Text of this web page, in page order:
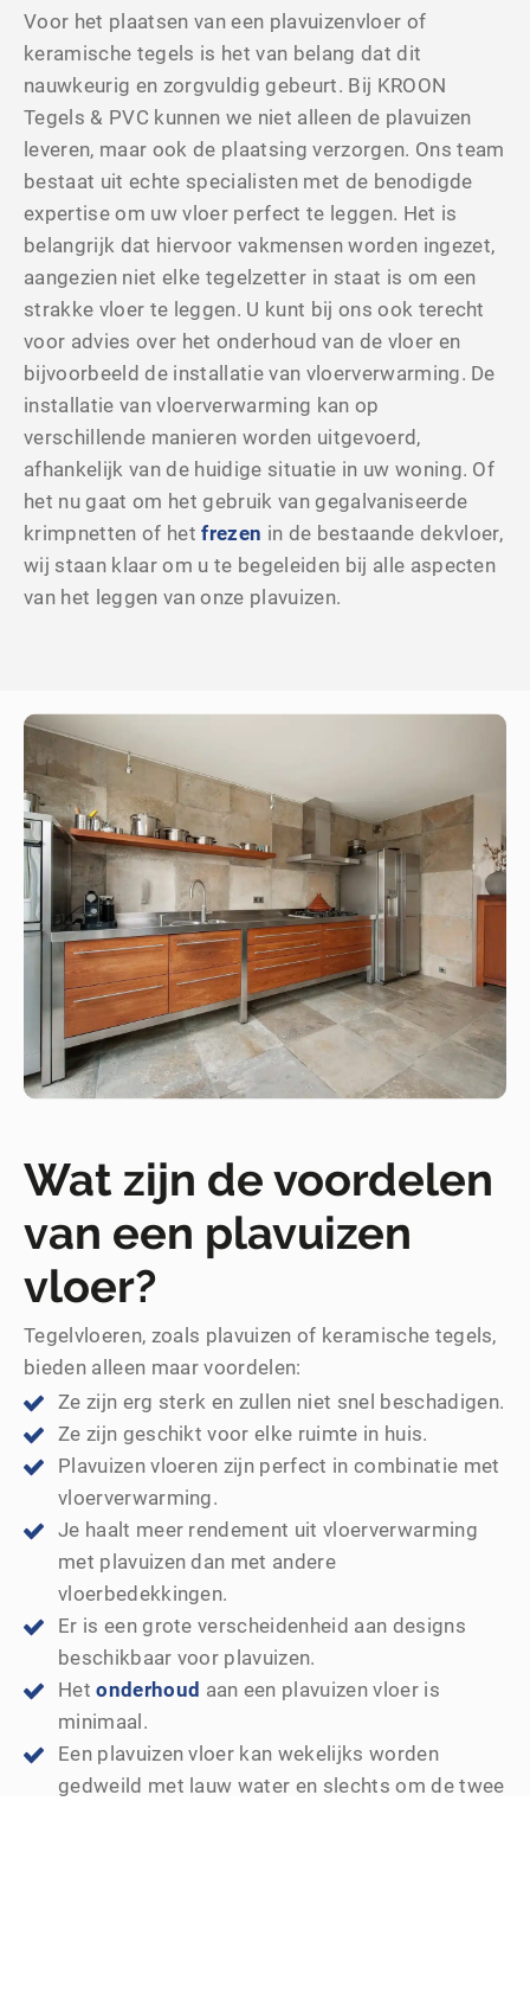
Voor het plaatsen van een plavuizenvloer of
keramische tegels is het van belang dat dit
nauwkeurig en zorgvuldig gebeurt. Bij KROON
Tegels & PVC kunnen we niet alleen de plavuizen
leveren, maar ook de plaatsing verzorgen. Ons team
bestaat uit echte specialisten met de benodigde
expertise om uw vloer perfect te leggen. Het is
belangrijk dat hiervoor vakmensen worden ingezet,
aangezien niet elke tegelzetter in staat is om een
strakke vloer te leggen. U kunt bij ons ook terecht
voor advies over het onderhoud van de vloer en
bijvoorbeeld de installatie van vloerverwarming. De
installatie van vloerverwarming kan op
verschillende manieren worden uitgevoerd,
afhankelijk van de huidige situatie in uw woning. Of
het nu gaat om het gebruik van gegalvaniseerde
krimpnetten of hetfrezen in de bestaande dekvloer,
wij staan klaar om u te begeleiden bij alle aspecten
van het leggen van onze plavuizen.
Wat zijn de voordelen
van een plavuizen
vloer?
Tegelvloeren, zoals plavuizen of keramische tegels,
bieden alleen maar voordelen:
Ze zijn erg sterk en zullen niet snel beschadigen.
Ze zijn geschikt voor elke ruimte in huis.
Plavuizen vloeren zijn perfect in combinatie met
vloerverwarming.
Je haalt meer rendement uit vloerverwarming
met plavuizen dan met andere
vloerbedekkingen.
Er is een grote verscheidenheid aan designs
beschikbaar voor plavuizen.
Hetonderhoud aan een plavuizen vloer is
minimaal.
Een plavuizen vloer kan wekelijks worden
gedweild met lauw water en slechts om de twee